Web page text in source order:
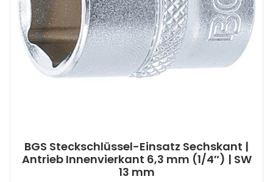
BGS Steckschlüssel-Einsatz Sechskant |
Antrieb Innenvierkant 6,3 mm (1/4″) | SW
13 mm